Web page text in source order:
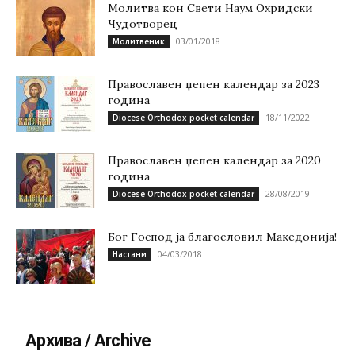
Молитва кон Свети Наум Охридски
Чудотворец
Молитвеник 03/01/2018
Православен џепен календар за 2023
година
Diocese Orthodox pocket calendar 18/11/2022
Православен џепен календар за 2020
година
Diocese Orthodox pocket calendar 28/08/2019
Бог Господ ја благословил Македонија!
Настани 04/03/2018
Архива / Archive